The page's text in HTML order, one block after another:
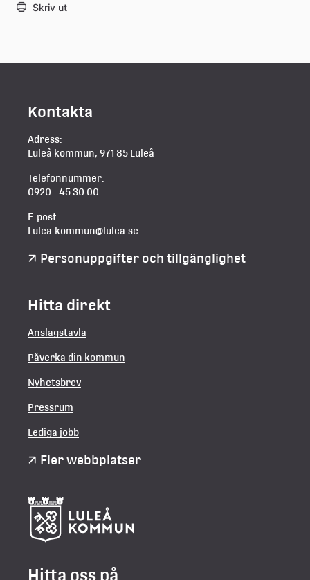
Skriv ut
Kontakta
Adress:
Luleå kommun, 971 85 Luleå
Telefonnummer:
0920 - 45 30 00
E-post:
Lulea.kommun@lulea.se
Personuppgifter och tillgänglighet
Hitta direkt
Anslagstavla
Påverka din kommun
Nyhetsbrev
Pressrum
Lediga jobb
Fler webbplatser
Hitta oss på